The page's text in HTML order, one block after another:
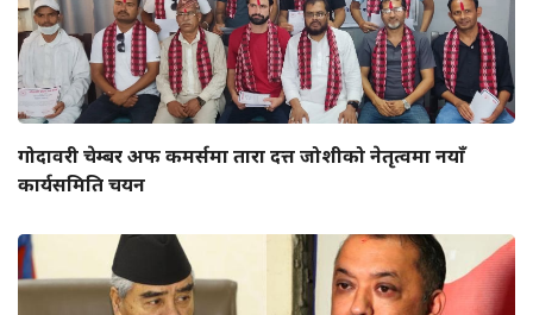
गोदावरी चेम्बर अफ कमर्समा तारा दत्त जोशीको नेतृत्वमा नयाँ
कार्यसमिति चयन